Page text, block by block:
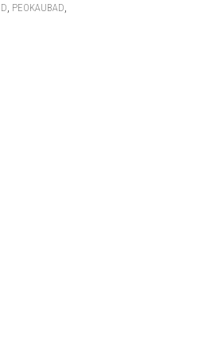
, PEOKAUBAD,